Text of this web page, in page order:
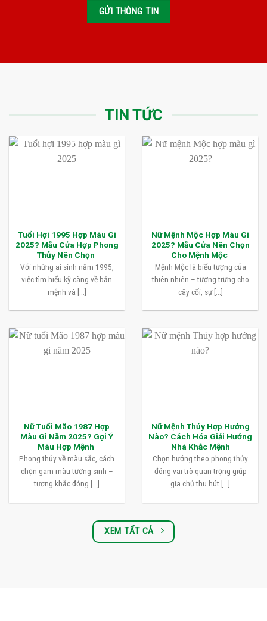
TIN TỨC
Tuổi Hợi 1995 Hợp Màu Gì
2025? Mẫu Cửa Hợp Phong
Thủy Nên Chọn
Với những ai sinh năm 1995,
việc tìm hiểu kỹ càng về bản
mệnh và [...]
Nữ Mệnh Mộc Hợp Màu Gì
2025? Mẫu Cửa Nên Chọn
Cho Mệnh Mộc
Mệnh Mộc là biểu tượng của
thiên nhiên – tượng trưng cho
cây cối, sự [...]
Nữ Tuổi Mão 1987 Hợp
Màu Gì Năm 2025? Gợi Ý
Màu Hợp Mệnh
Phong thủy về màu sắc, cách
chọn gam màu tương sinh –
tương khắc đóng [...]
Nữ Mệnh Thủy Hợp Hướng
Nào? Cách Hóa Giải Hướng
Nhà Khắc Mệnh
Chọn hướng theo phong thủy
đóng vai trò quan trọng giúp
gia chủ thu hút [...]
XEM TẤT CẢ